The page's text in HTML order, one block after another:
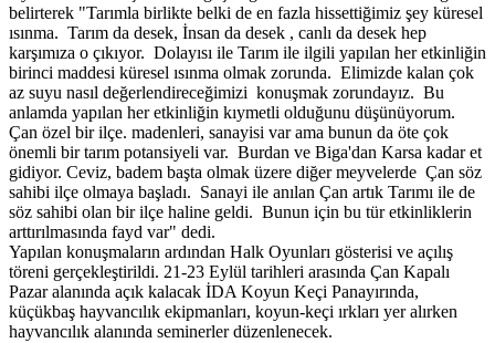
belirterek "Tarımla birlikte belki de en fazla hissettiğimiz şey küresel
ısınma. Tarım da desek, İnsan da desek , canlı da desek hep
karşımıza o çıkıyor. Dolayısı ile Tarım ile ilgili yapılan her etkinliğin
birinci maddesi küresel ısınma olmak zorunda. Elimizde kalan çok
az suyu nasıl değerlendireceğimizi konuşmak zorundayız. Bu
anlamda yapılan her etkinliğin kıymetli olduğunu düşünüyorum.
Çan özel bir ilçe. madenleri, sanayisi var ama bunun da öte çok
önemli bir tarım potansiyeli var. Burdan ve Biga'dan Karsa kadar et
gidiyor. Ceviz, badem başta olmak üzere diğer meyvelerde Çan söz
sahibi ilçe olmaya başladı. Sanayi ile anılan Çan artık Tarımı ile de
söz sahibi olan bir ilçe haline geldi. Bunun için bu tür etkinliklerin
arttırılmasında fayd var" dedi.
Yapılan konuşmaların ardından Halk Oyunları gösterisi ve açılış
töreni gerçekleştirildi. 21-23 Eylül tarihleri arasında Çan Kapalı
Pazar alanında açık kalacak İDA Koyun Keçi Panayırında,
küçükbaş hayvancılık ekipmanları, koyun-keçi ırkları yer alırken
hayvancılık alanında seminerler düzenlenecek.